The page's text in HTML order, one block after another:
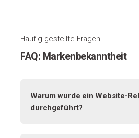
Häufig gestellte Fragen
FAQ: Markenbekanntheit
Warum wurde ein Website-
durchgeführt?